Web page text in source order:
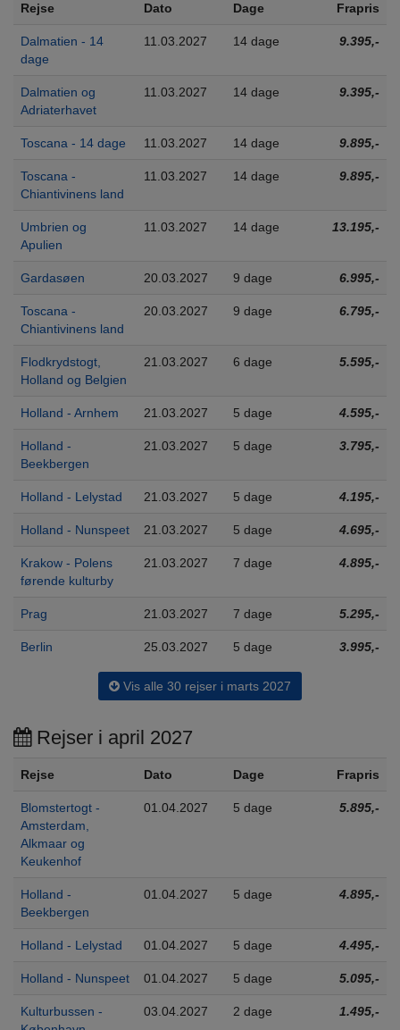
Rejse Dato Dage Frapris
Dalmatien - 14
dage
11.03.2027 14 dage 9.395,-
Dalmatien og
Adriaterhavet
11.03.2027 14 dage 9.395,-
Toscana - 14 dage 11.03.2027 14 dage 9.895,-
Toscana -
Chiantivinens land
11.03.2027 14 dage 9.895,-
Umbrien og
Apulien
11.03.2027 14 dage 13.195,-
Gardasøen 20.03.2027 9 dage 6.995,-
Toscana -
Chiantivinens land
20.03.2027 9 dage 6.795,-
Flodkrydstogt,
Holland og Belgien
21.03.2027 6 dage 5.595,-
Holland - Arnhem 21.03.2027 5 dage 4.595,-
Holland -
Beekbergen
21.03.2027 5 dage 3.795,-
Holland - Lelystad 21.03.2027 5 dage 4.195,-
Holland - Nunspeet 21.03.2027 5 dage 4.695,-
Krakow - Polens
førende kulturby
21.03.2027 7 dage 4.895,-
Prag 21.03.2027 7 dage 5.295,-
Berlin 25.03.2027 5 dage 3.995,-
Vis alle 30 rejser i marts 2027
Rejser i april 2027
Rejse Dato Dage Frapris
Blomstertogt -
Amsterdam,
Alkmaar og
Keukenhof
01.04.2027 5 dage 5.895,-
Holland -
Beekbergen
01.04.2027 5 dage 4.895,-
Holland - Lelystad 01.04.2027 5 dage 4.495,-
Holland - Nunspeet 01.04.2027 5 dage 5.095,-
Kulturbussen -
03.04.2027 2 dage 1.495,-